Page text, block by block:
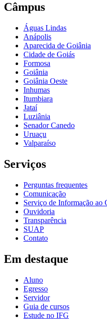
Câmpus
Águas Lindas
Anápolis
Aparecida de Goiânia
Cidade de Goiás
Formosa
Goiânia
Goiânia Oeste
Inhumas
Itumbiara
Jataí
Luziânia
Senador Canedo
Uruaçu
Valparaíso
Serviços
Perguntas frequentes
Comunicação
Serviço de Informação ao
Ouvidoria
Transparência
SUAP
Contato
Em destaque
Aluno
Egresso
Servidor
Guia de cursos
Estude no IFG